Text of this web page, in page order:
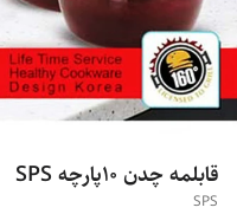
قابلمه چدن 10پارچه SPS
SPS